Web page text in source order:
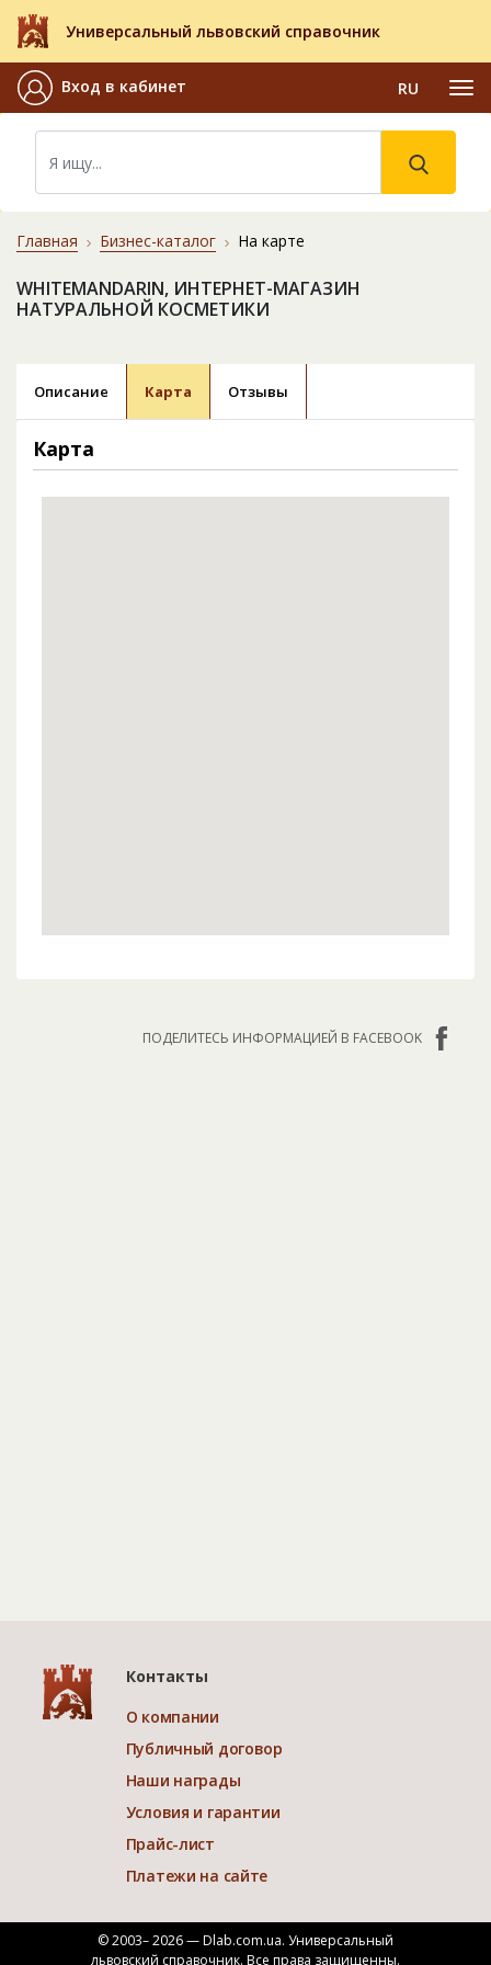
Универсальный львовский справочник
Вход в кабинет RU
Главная Бизнес-каталог На карте
WHITEMANDARIN, ИНТЕРНЕТ-МАГАЗИН
НАТУРАЛЬНОЙ КОСМЕТИКИ
Описание Карта Отзывы
Карта
ПОДЕЛИТЕСЬ ИНФОРМАЦИЕЙ В FACEBOOK
Контакты
О компании
Публичный договор
Наши награды
Условия и гарантии
Прайс-лист
Платежи на сайте
© 2003– 2026 — Dlab.com.ua. Универсальный
львовский справочник. Все права защищенны.